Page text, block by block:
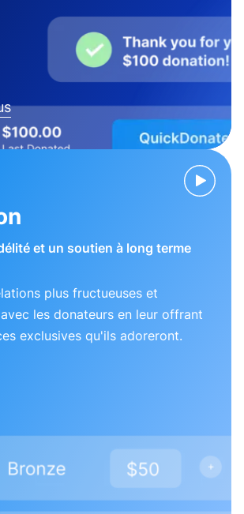
et un soutien à long terme
plus fructueuses et
les donateurs en leur offrant
exclusives qu'ils adoreront.